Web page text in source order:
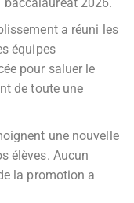
a réuni les
équipes
pour saluer le
de toute une
une nouvelle
élèves. Aucun
la promotion a